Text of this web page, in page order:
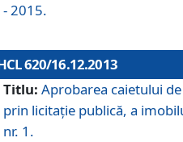
- 2015.
620/16.12.2013
Titlu: Aprobarea caietului
prin licitaţie publică, a
nr. 1.